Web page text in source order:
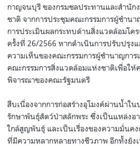
กาญจนบุรี ของกรมชลประทานและสำนัก
ชาติ จากการประชุมคณะกรรมการผู้ชำน
การประเมินผลกระทบด้านสิ่งแวดล้อมโค
ครั้งที่ 26/2566 หากดำเนินการปรับปรุงแ
ความเห็นของคณะกรรมการผู้ชำนาญการ
คณะกรรมการสิ่งแวดล้อมแห่งชาติเพื่อให้
พิจารณาของคณะรัฐมนตรี
สืบเนื่องจากการก่อสร้างอุโมงค์ผ่านน้ำใ
รักษาพันธุ์สัตว์ป่าสลักพระ ซึ่งเป็นแหล่งอ
ใกล้สูญพันธุ์ และเป็นเรื่องของความมั่นค
ที่มีความหลากหลายทางชีวภาพ อีกทั้งยัง